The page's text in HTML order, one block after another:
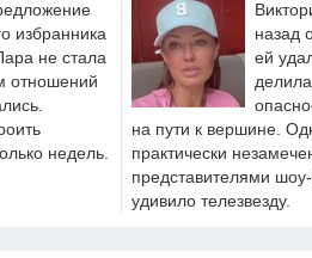
избранника
не стала
отношений
недель.
назад
ей
на пути к вершине.
практически
представителями
удивило телезвезду.